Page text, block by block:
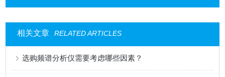
相关文章 RELATED ARTICLES
选购频谱分析仪需要考虑哪些因素？